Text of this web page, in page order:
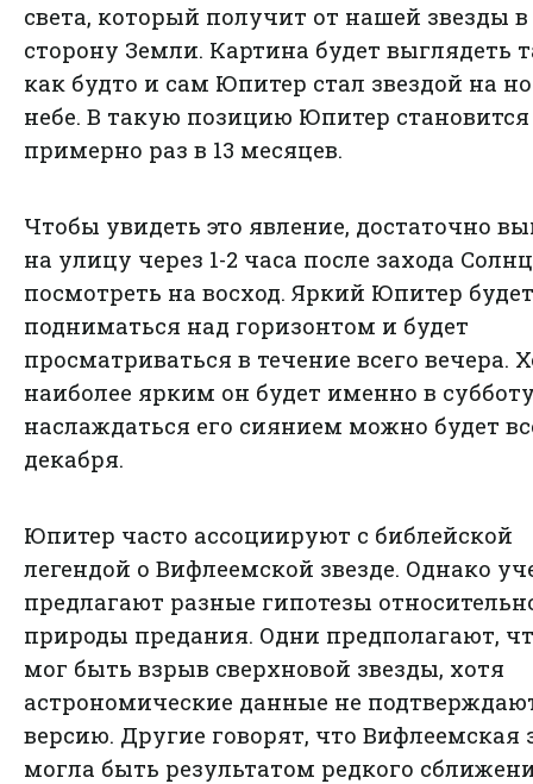
света, который получит от нашей звезды в
сторону Земли. Картина будет выглядеть
как будто и сам Юпитер стал звездой на
небе. В такую ​​позицию Юпитер становится
примерно раз в 13 месяцев.
Чтобы увидеть это явление, достаточно
на улицу через 1-2 часа после захода
посмотреть на восход. Яркий Юпитер будет
подниматься над горизонтом и будет
просматриваться в течение всего вечера.
наиболее ярким он будет именно в
наслаждаться его сиянием можно будет
декабря.
Юпитер часто ассоциируют с библейской
легендой о Вифлеемской звезде. Однако
предлагают разные гипотезы
природы предания. Одни предполагают,
мог быть взрыв сверхновой звезды, хотя
астрономические данные не
версию. Другие говорят, что Вифлеемская
могла быть результатом редкого